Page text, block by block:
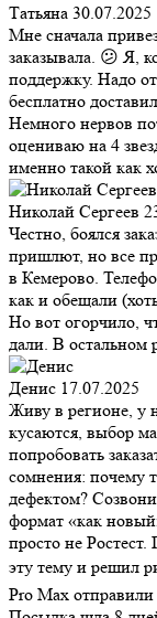
Татьяна 30.07.2025
Мне сначала
заказывала. 😕 Я,
поддержку. Надо
бесплатно
Немного нервов
оцениваю на 4
именно такой как
Николай Сергеев
Честно, боялся
пришлют, но все
в Кемерово.
как и обещали
Но вот огорчило,
дали. В остальном
Денис 17.07.2025
Живу в регионе, у
кусаются, выбор
попробовать
сомнения: почему
дефектом?
формат «как
просто не
эту тему и решил
Pro Max